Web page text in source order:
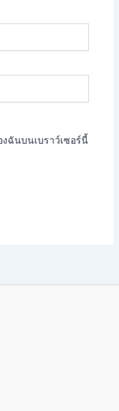
ฉันบนเบราว์เซอร์นี้